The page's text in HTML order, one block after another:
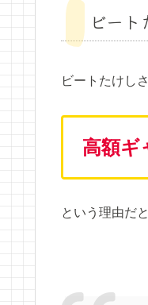
ビー
ビートたけし
高額ギ
という理由だ